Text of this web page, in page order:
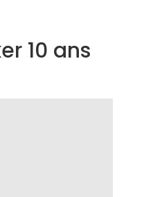
10 ans